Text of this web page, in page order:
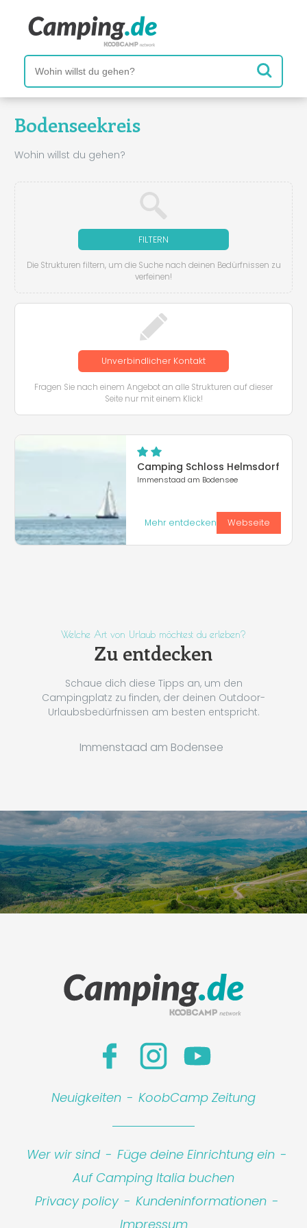
Bodenseekreis
Wohin willst du gehen?
FILTERN
Die Strukturen filtern, um die Suche nach deinen Bedürfnissen zu
verfeinen!
Unverbindlicher Kontakt
Fragen Sie nach einem Angebot an alle Strukturen auf dieser
Seite nur mit einem Klick!
Camping Schloss Helmsdorf
Immenstaad am Bodensee
Mehr entdecken Webseite
Welche Art von Urlaub möchtest du erleben?
Zu entdecken
Schaue dich diese Tipps an, um den
Campingplatz zu finden, der deinen Outdoor-
Urlaubsbedürfnissen am besten entspricht.
Immenstaad am Bodensee
Neuigkeiten - KoobCamp Zeitung
Wer wir sind - Füge deine Einrichtung ein -
Auf Camping Italia buchen
Privacy policy - Kundeninformationen -
Impressum